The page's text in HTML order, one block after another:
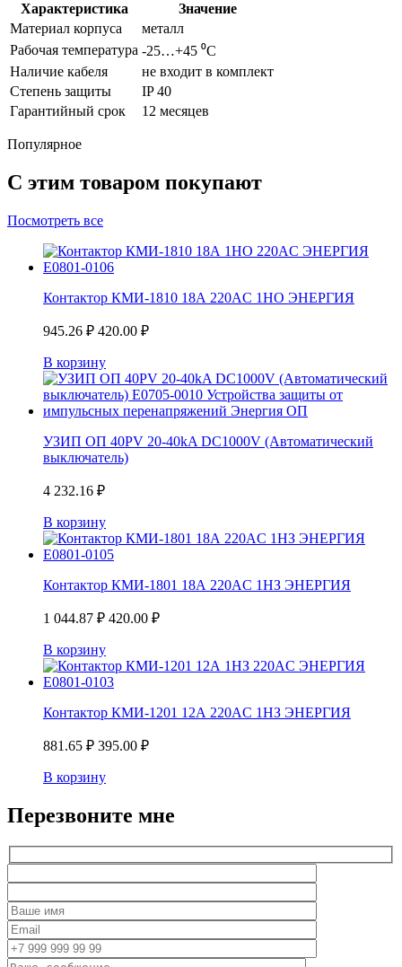
Характеристика
Значение
Материал корпуса
металл
Рабочая температура -25…+45 ⁰С
Наличие кабеля
не входит в комплект
Степень защиты
IP 40
Гарантийный срок
12 месяцев
Популярное
С этим товаром покупают
Посмотреть все
Контактор КМИ-1810 18А 220AC 1НО ЭНЕРГИЯ
945.26 ₽ 420.00 ₽
В корзину
УЗИП ОП 40PV 20-40kA DC1000V (Автоматический
выключатель)
4 232.16 ₽
В корзину
Контактор КМИ-1801 18А 220AC 1НЗ ЭНЕРГИЯ
1 044.87 ₽ 420.00 ₽
В корзину
Контактор КМИ-1201 12А 220AC 1НЗ ЭНЕРГИЯ
881.65 ₽ 395.00 ₽
В корзину
Перезвоните мне